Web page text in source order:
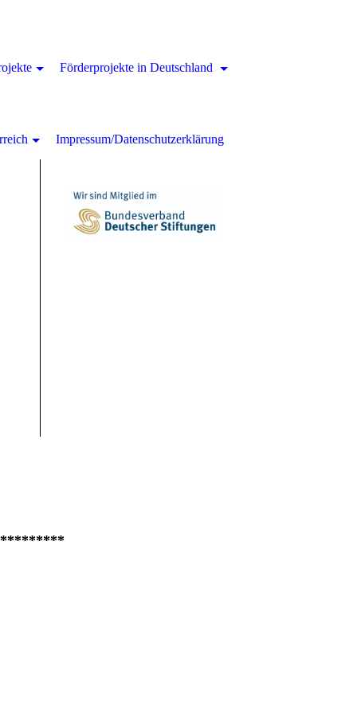
Förderprojekte in Deutschland
Impressum/Datenschutzerklärung